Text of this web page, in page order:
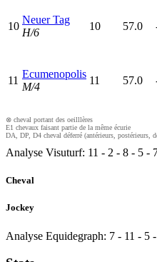
10
Neuer Tag
H/6
10 57.0
11
Ecumenopolis
M/4
11 57.0
⊗ cheval portant des oeilllères
E1 chevaux faisant partie de la même écurie
DA, DP, D4 cheval déferré (antérieurs, postérieurs,
Analyse Visuturf: 11 - 2 - 8 - 5 -
Cheval
Jockey
Analyse Equidegraph: 7 - 11 - 5 -